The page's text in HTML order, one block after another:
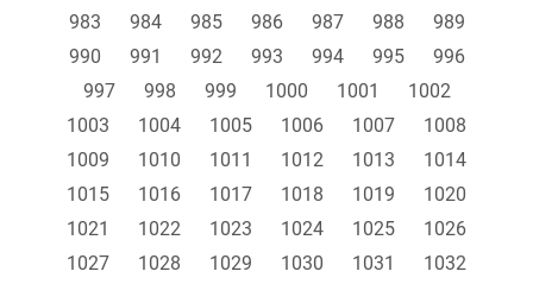
983
984 985 986 987 988
989
990
991 992 993 994 995
996
997
998 999 1000 1001
1002
1003
1004 1005 1006 1007
1008
1009
1010 1011 1012 1013
1014
1015
1016 1017 1018 1019
1020
1021
1022 1023 1024 1025
1026
1027
1028 1029 1030 1031
1032